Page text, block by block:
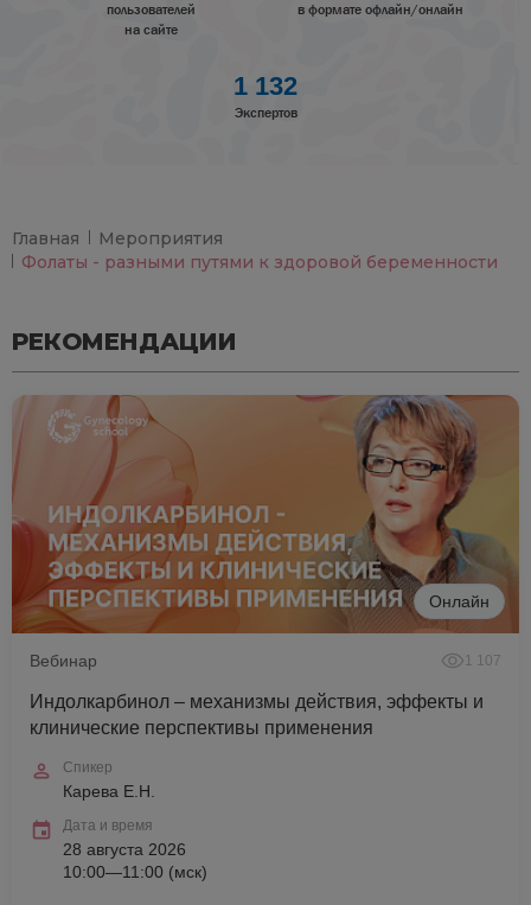
пользователей
на сайте
в формате офлайн/онлайн
1 132
Экспертов
Главная
Мероприятия
Фолаты - разными путями к здоровой беременности
РЕКОМЕНДАЦИИ
Онлайн
Вебинар 1 107
Индолкарбинол – механизмы действия, эффекты и
клинические перспективы применения
Спикер
Карева Е.Н.
Дата и время
28 августа 2026
10:00—11:00 (мск)